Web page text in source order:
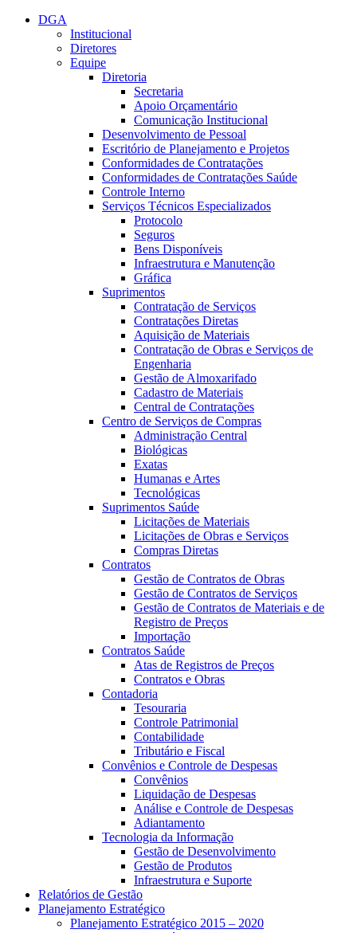
Conteúdo principal
DGA
Institucional
Diretores
Equipe
Diretoria
Secretaria
Apoio Orçamentário
Comunicação Institucional
Desenvolvimento de Pessoal
Escritório de Planejamento e Projetos
Conformidades de Contratações
Conformidades de Contratações Saúde
Controle Interno
Serviços Técnicos Especializados
Protocolo
Seguros
Bens Disponíveis
Infraestrutura e Manutenção
Gráfica
Suprimentos
Contratação de Serviços
Contratações Diretas
Aquisição de Materiais
Contratação de Obras e Serviços de
Engenharia
Gestão de Almoxarifado
Cadastro de Materiais
Central de Contratações
Centro de Serviços de Compras
Administração Central
Biológicas
Exatas
Humanas e Artes
Tecnológicas
Suprimentos Saúde
Licitações de Materiais
Licitações de Obras e Serviços
Compras Diretas
Contratos
Gestão de Contratos de Obras
Gestão de Contratos de Serviços
Gestão de Contratos de Materiais e de
Registro de Preços
Importação
Contratos Saúde
Atas de Registros de Preços
Contratos e Obras
Contadoria
Tesouraria
Controle Patrimonial
Contabilidade
Tributário e Fiscal
Convênios e Controle de Despesas
Convênios
Liquidação de Despesas
Análise e Controle de Despesas
Adiantamento
Tecnologia da Informação
Gestão de Desenvolvimento
Gestão de Produtos
Infraestrutura e Suporte
Relatórios de Gestão
Planejamento Estratégico
Planejamento Estratégico 2015 – 2020